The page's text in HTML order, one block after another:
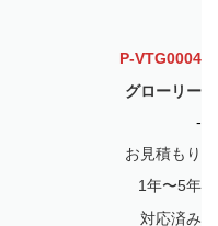
P-VTG0004
グローリー
-
お見積もり
1年〜5年
対応済み